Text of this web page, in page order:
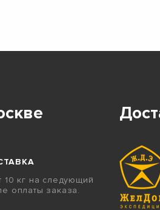
10 кг на следующий
оплаты заказа.